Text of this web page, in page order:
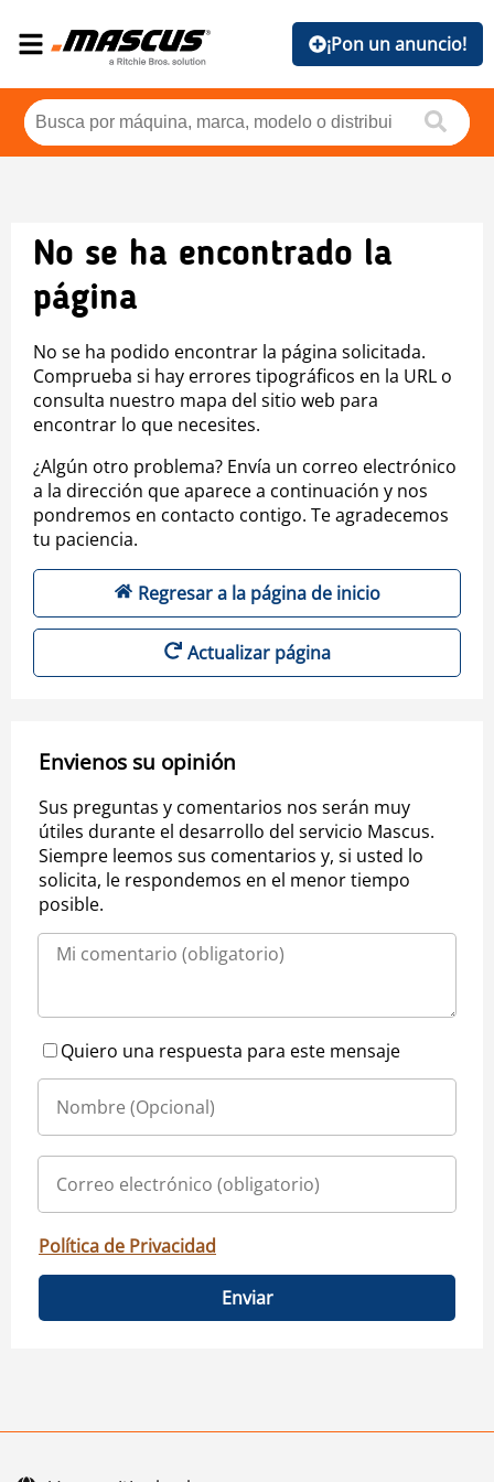
¡Pon un anuncio!
No se ha encontrado la
página
No se ha podido encontrar la página solicitada.
Comprueba si hay errores tipográficos en la URL o
consulta nuestro mapa del sitio web para
encontrar lo que necesites.
¿Algún otro problema? Envía un correo electrónico
a la dirección que aparece a continuación y nos
pondremos en contacto contigo. Te agradecemos
tu paciencia.
Regresar a la página de inicio
Actualizar página
Envienos su opinión
Sus preguntas y comentarios nos serán muy
útiles durante el desarrollo del servicio Mascus.
Siempre leemos sus comentarios y, si usted lo
solicita, le respondemos en el menor tiempo
posible.
Quiero una respuesta para este mensaje
Política de Privacidad
Enviar